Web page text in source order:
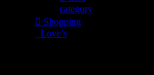
category
Shopping
Love’s